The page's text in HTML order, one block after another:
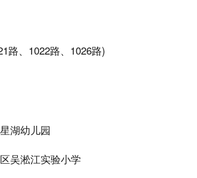
路、1022路、1026路)
湖幼儿园
吴淞江实验小学